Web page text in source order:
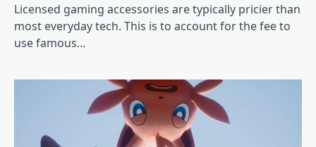
Licensed gaming accessories are typically pricier than
most everyday tech. This is to account for the fee to
use famous…